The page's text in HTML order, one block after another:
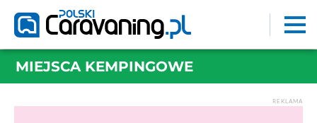
MIEJSCA KEMPINGOWE
REKLAMA